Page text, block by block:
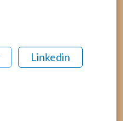
Linkedin